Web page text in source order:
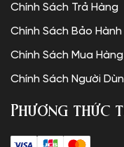
Chính Sách Trả Hàng
Chính Sách Bảo Hành
Chính Sách Mua Hàng
Chính Sách Người
Phương thức